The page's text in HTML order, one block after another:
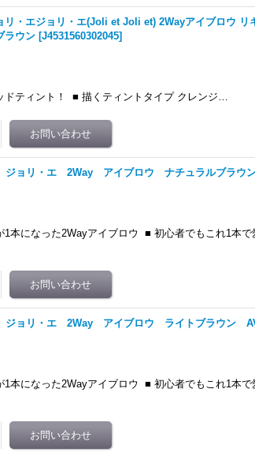
リ・エジョリ・エ(Joli et Joli et) 2Wayアイブロウ リ
ラウン [J4531560302045]
ティント！ ■ 描くティントタイプ クレンジ…
ョリ・エ 2Way アイブロウ ナチュラルブラウ
になった2Wayアイブロウ ■ 初心者でもこれ1本で
ョリ・エ 2Way アイブロウ ライトブラウン
になった2Wayアイブロウ ■ 初心者でもこれ1本で